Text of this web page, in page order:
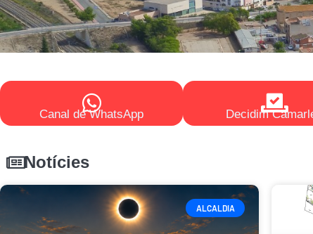
Canal de WhatsApp Decidim
Notícies
ALCALDIA